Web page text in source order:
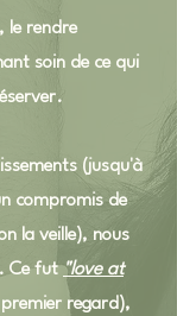
le rendre
soin de ce qui
(jusqu'à
compromis de
la veille), nous
Ce fut"love at
regard),